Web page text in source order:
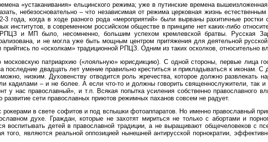
«устаканивания» ельцинского режима; уже в путинские времена
небезосновательно – что независимая от режима церковная жизнь
года, когда в ходе разного рода «мероприятий» были вырваны рахитичные ростки
институтов, в современном российском обществе в принципе нет каких-либо
РПЦЗ и МП было, несомненно, большим успехом кремлевской братвы. Русская
и не могла уже быть мощным центром притяжения для деятельной
по «осколкам» традиционной РПЦЗ. Одним из таких осколков, относительно
патриархию («лояльную» юрисдикцию). С одной стороны, первые лица
двадцать лет умение правильно креститься и прикладываться к иконам.
низким. Духовенству отводится роль жречества, которое должно развлекать
кадилами – и не более. А если что-то и должны говорить священнослужители, так и
у нас православный», и т.п. Всякая попытка усиления собственно православного
сети православных приютов режимных паханов совсем не радует.
в свете софитов и под вспышки фотоаппаратов. Но именно православный
духе. Граждан, которые не захотят мириться не только с абортами и
воспитывать детей в православной традиции, а не выращивают общечеловеков с
являются реальной оппозицией нынешней антирусской порнократии,